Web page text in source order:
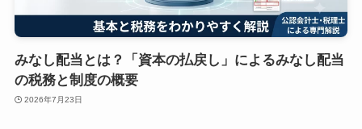
みなし配当とは？「資本の払戻し」によるみなし配当
の税務と制度の概要
2026年7月23日